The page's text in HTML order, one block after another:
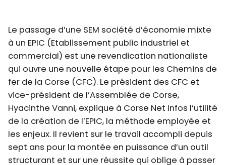
Le passage d’une SEM société d’économie mixte
à un EPIC (Etablissement public industriel et
commercial) est une revendication nationaliste
qui ouvre une nouvelle étape pour les Chemins de
fer de la Corse (CFC). Le président des CFC et
vice-président de l’Assemblée de Corse,
Hyacinthe Vanni, explique à Corse Net Infos l’utilité
de la création de l’EPIC, la méthode employée et
les enjeux. Il revient sur le travail accompli depuis
sept ans pour la montée en puissance d’un outil
structurant et sur une réussite qui oblige à passer